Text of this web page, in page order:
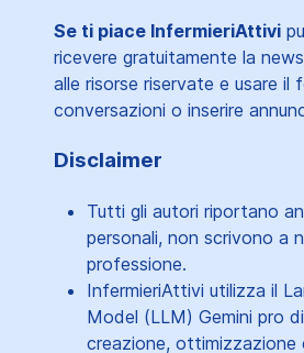
Se ti piace InfermieriAttivi
ricevere gratuitamente la
alle risorse riservate e usare il
conversazioni o inserire
Disclaimer
Tutti gli autori riportano
personali, non scrivono a
professione.
InfermieriAttivi utilizza il
Model (LLM) Gemini pro
creazione, ottimizzazione